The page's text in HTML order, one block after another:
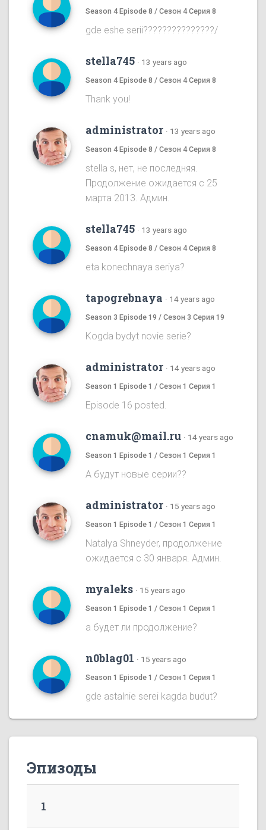
Season 4 Episode 8 / Сезон 4 Серия 8
gde eshe serii???????????????/
stella745 · 13 years ago
Season 4 Episode 8 / Сезон 4 Серия 8
Thank you!
administrator · 13 years ago
Season 4 Episode 8 / Сезон 4 Серия 8
stella s, нет, не последняя.
Продолжение ожидается с 25
марта 2013. Админ.
stella745 · 13 years ago
Season 4 Episode 8 / Сезон 4 Серия 8
eta konechnaya seriya?
tapogrebnaya · 14 years ago
Season 3 Episode 19 / Сезон 3 Серия 19
Kogda bydyt novie serie?
administrator · 14 years ago
Season 1 Episode 1 / Сезон 1 Серия 1
Episode 16 posted.
cnamuk@mail.ru · 14 years ago
Season 1 Episode 1 / Сезон 1 Серия 1
А будут новые серии??
administrator · 15 years ago
Season 1 Episode 1 / Сезон 1 Серия 1
Natalya Shneyder, продолжение
ожидается с 30 января. Админ.
myaleks · 15 years ago
Season 1 Episode 1 / Сезон 1 Серия 1
а будет ли продолжение?
n0blag01 · 15 years ago
Season 1 Episode 1 / Сезон 1 Серия 1
gde astalnie serei kagda budut?
Эпизоды
1